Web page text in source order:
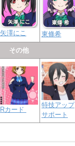
矢澤にこ 東條希
その他
Rカード
特技アップ
サポート